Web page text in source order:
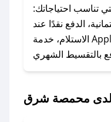
البريد الإلكتروني،
أسرع وقت ممكن.
### ماذا أفعل إذا لم أجد كود خصم لمتجري
المفضل؟
الكوبونات في
تناسب احتياجاتك:
الدفع نقدًا عند
الاستلام، خدمة Apple Pay، بالإضافة إلى إمكانية
لدى محمصة شرق